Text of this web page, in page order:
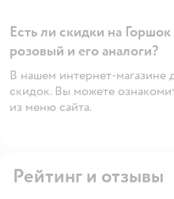
Есть ли скидки на
розовый и его аналоги?
В нашем интернет-магазине
скидок. Вы можете
из меню сайта.
Рейтинг и отзывы